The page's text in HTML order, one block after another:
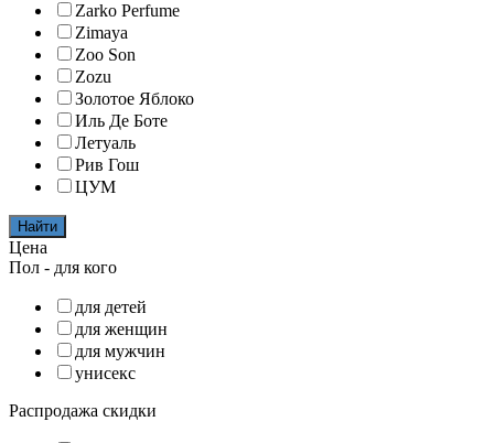
Zarko Perfume
Zimaya
Zoo Son
Zozu
Золотое Яблоко
Иль Де Боте
Летуаль
Рив Гош
ЦУМ
Найти
Цена
Пол - для кого
для детей
для женщин
для мужчин
унисекс
Распродажа скидки